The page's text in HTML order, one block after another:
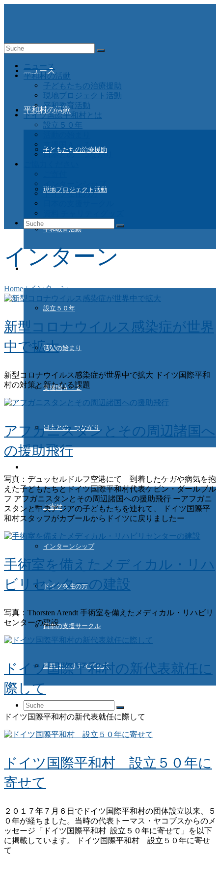
ニュース
平和村の活動
子どもたちの治療援助
現地プロジェクト活動
平和教育活動
ドイツ国際平和村とは
設立５０年
活動の始まり
支援国Ａ－Ｚ
日本との つながり
ご寄付
インターンシップ
ドイツ在住の方
日本の支援サークル
資料 チャリティグッズ
Suche
Suche
ニュース
平和村の活動
子どもたちの治療援助
現地プロジェクト活動
平和教育活動
ドイツ国際平和村とは
設立５０年
支援国Ａ－Ｚ
日本との つながり
インターンシップ
ドイツ在住の方
Suche
nach:
インターン
Home / インターン
新型コロナウイルス感染症が世界
中で拡大
新型コロナウイルス感染症が世界中で拡大 ドイツ国際平和
村の対策と新たなる課題
アフガニスタンとその周辺諸国へ
の援助飛行
写真：デュッセルドルフ空港にて 到着したケガや病気を抱
えた子どもたちとドイツ国際平和村代表ケビン・ダールブル
フ アフガニスタンとその周辺諸国への援助飛行 ーアフガニ
スタンと中央アジアの子どもたちを連れて、 ドイツ国際平
和村スタッフがカブールからドイツに戻りましたー
手術室を備えたメディカル・リハ
ビリセンターの建設
写真：Thorsten Arendt 手術室を備えたメディカル・リハビリ
センターの建設
ドイツ国際平和村の新代表就任に
際して
ドイツ国際平和村の新代表就任に際して
ドイツ国際平和村 設立５０年に
寄せて
２０１７年７月６日でドイツ国際平和村の団体設立以来、５
０年が経ちました。当時の代表トーマス・ヤコブスからのメ
ッセージ「ドイツ国際平和村 設立５０年に寄せて」を以下
に掲載しています。 ドイツ国際平和村 設立５０年に寄せ
て